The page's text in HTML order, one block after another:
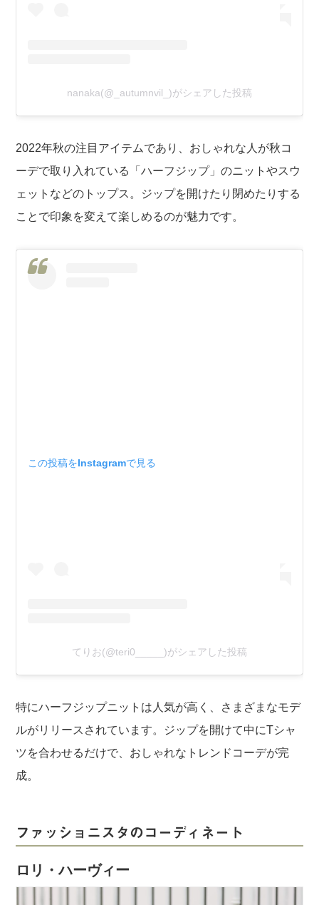
nanaka(@_autumnvil_)がシェアした投稿
2022年秋の注目アイテムであり、おしゃれな人が秋コ
ーデで取り入れている「ハーフジップ」のニットやスウ
ェットなどのトップス。ジップを開けたり閉めたりする
ことで印象を変えて楽しめるのが魅力です。
この投稿をInstagramで見る
てりお(@teri0_____)がシェアした投稿
特にハーフジップニットは人気が高く、さまざまなモデ
ルがリリースされています。ジップを開けて中にTシャ
ツを合わせるだけで、おしゃれなトレンドコーデが完
成。
ファッショニスタのコーディネート
ロリ・ハーヴィー